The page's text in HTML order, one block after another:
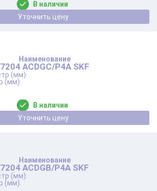
В наличии
Уточнить цену
7204 ACDGC/P4A SKF
В наличии
Уточнить цену
7204 ACDGB/P4A SKF